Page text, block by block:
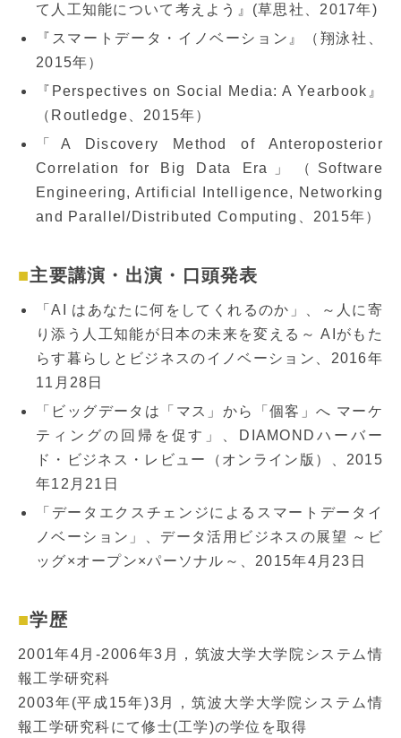
て人工知能について考えよう』(草思社、2017年)
『スマートデータ・イノベーション』（翔泳社、
2015年）
『Perspectives on Social Media: A Yearbook』
（Routledge、2015年）
「A Discovery Method of Anteroposterior
Correlation for Big Data Era」（Software
Engineering, Artificial Intelligence, Networking
and Parallel/Distributed Computing、2015年）
主要講演・出演・口頭発表
「AI はあなたに何をしてくれるのか」、～人に寄
り添う人工知能が日本の未来を変える～ AIがもた
らす暮らしとビジネスのイノベーション、2016年
11月28日
「ビッグデータは「マス」から「個客」へ マーケ
ティングの回帰を促す」、DIAMONDハーバー
ド・ビジネス・レビュー（オンライン版）、2015
年12月21日
「データエクスチェンジによるスマートデータイ
ノベーション」、データ活用ビジネスの展望 ～ビ
ッグ×オープン×パーソナル～、2015年4月23日
学歴
2001年4月-2006年3月，筑波大学大学院システム情
報工学研究科
2003年(平成15年)3月，筑波大学大学院システム情
報工学研究科にて修士(工学)の学位を取得